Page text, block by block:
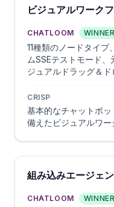
ビジュアルワーク
CHATLOOM WINNER
11種類のノードタイプ
ムSSEテストモード
ジュアルドラッグ＆
CRISP
基本的なチャットボ
備えたビジュアルワ
組み込みエージェ
CHATLOOM WINNER